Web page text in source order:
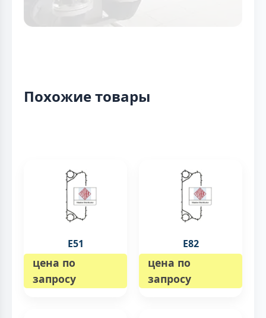
Похожие товары
E51
цена по
запросу
E82
цена по
запросу